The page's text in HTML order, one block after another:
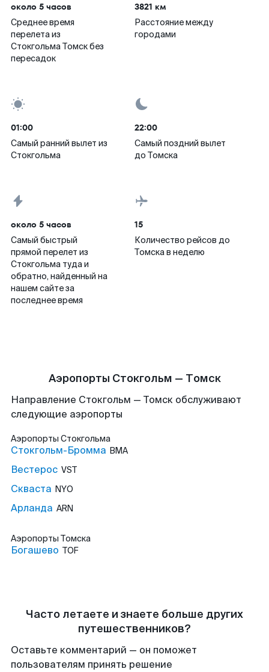
около 5 часов
Среднее время
перелета из
Стокгольма Томск без
пересадок
3821 км
Расстояние между
городами
01:00
Самый ранний вылет из
Стокгольма
22:00
Самый поздний вылет
до Томска
около 5 часов
Самый быстрый
прямой перелет из
Стокгольма туда и
обратно, найденный на
нашем сайте за
последнее время
15
Количество рейсов до
Томска в неделю
Аэропорты Стокгольм — Томск
Направление Стокгольм — Томск обслуживают
следующие аэропорты
Аэропорты Стокгольма
Стокгольм-Бромма BMA
Вестерос VST
Скваста NYO
Арланда ARN
Аэропорты Томска
Богашево TOF
Часто летаете и знаете больше других
путешественников?
Оставьте комментарий — он поможет
пользователям принять решение